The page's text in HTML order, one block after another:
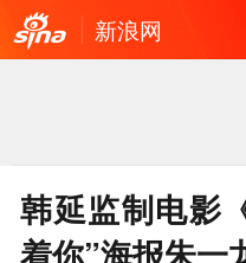
新浪网
韩延监制电影
着你”海报朱一